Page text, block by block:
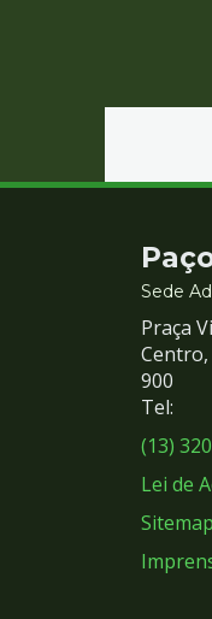
e
Sede
Praça
Centro,
900
Tel:
(13)
Lei de
Sitemap